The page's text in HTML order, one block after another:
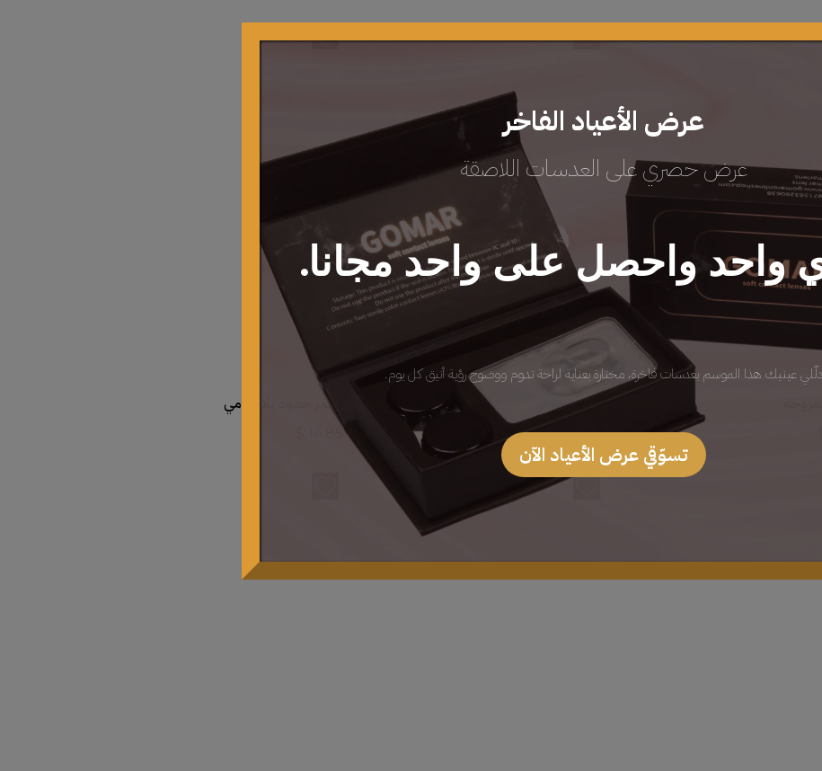
أضف إلى السلة رمادي فاتح
$21.60
أحمر خدود بلاش مي
عرض الأعياد الفاخر
عرض حصري على العدسات اللاصقة
واحد واحصل على واحد مجانا.
دلّلي عينيك هذا الموسم بعدسات فاخرة، مختارة بعناية لراحة تدوم ووضوح رؤية أنيق كل يوم.
تسوّقي عرض الأعياد الآن